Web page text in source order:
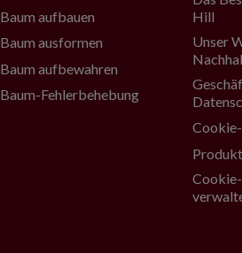
Baum aufbauen
Baum ausformen
Baum aufbewahren
Baum-Fehlerbehebung
Hill
Unser